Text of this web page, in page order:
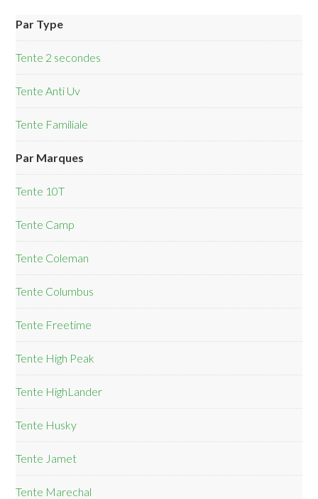
Par Type
Tente 2 secondes
Tente Anti Uv
Tente Familiale
Par Marques
Tente 10T
Tente Camp
Tente Coleman
Tente Columbus
Tente Freetime
Tente High Peak
Tente HighLander
Tente Husky
Tente Jamet
Tente Marechal